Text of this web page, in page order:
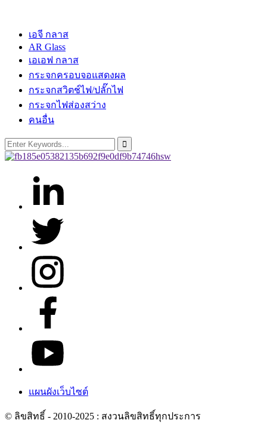
เอจี กลาส
AR Glass
เอเอฟ กลาส
กระจกครอบจอแสดงผล
กระจกสวิตช์ไฟ/ปลั๊กไฟ
กระจกไฟส่องสว่าง
คนอื่น
แผนผังเว็บไซต์
© ลิขสิทธิ์ - 2010-2025 : สงวนลิขสิทธิ์ทุกประการ